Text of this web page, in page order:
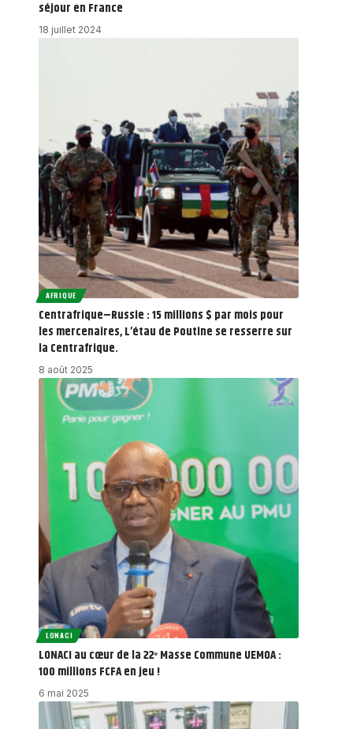
séjour en France
18 juillet 2024
AFRIQUE
Centrafrique–Russie : 15 millions $ par mois pour
les mercenaires, L’étau de Poutine se resserre sur
la Centrafrique.
8 août 2025
LONACI
LONACI au cœur de la 22ᵉ Masse Commune UEMOA :
100 millions FCFA en jeu !
6 mai 2025